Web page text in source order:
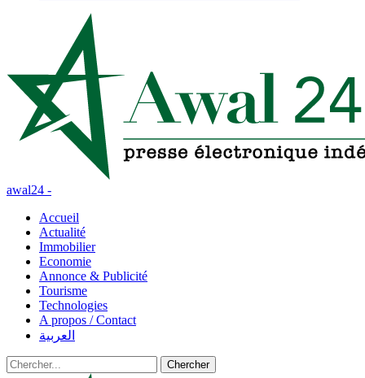
awal24 -
Accueil
Actualité
Immobilier
Economie
Annonce & Publicité
Tourisme
Technologies
A propos / Contact
العربية